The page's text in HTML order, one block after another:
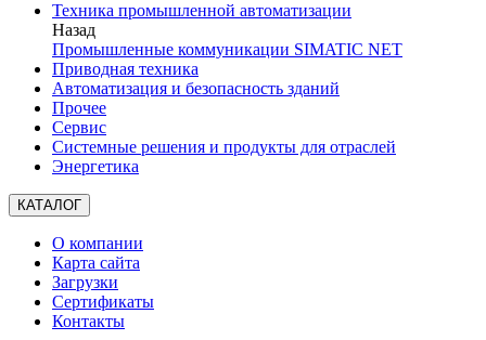
Техника промышленной автоматизации
Назад
Промышленные коммуникации SIMATIC NET
Приводная техника
Автоматизация и безопасность зданий
Прочее
Сервис
Системные решения и продукты для отраслей
Энергетика
КАТАЛОГ
О компании
Карта сайта
Загрузки
Сертификаты
Контакты